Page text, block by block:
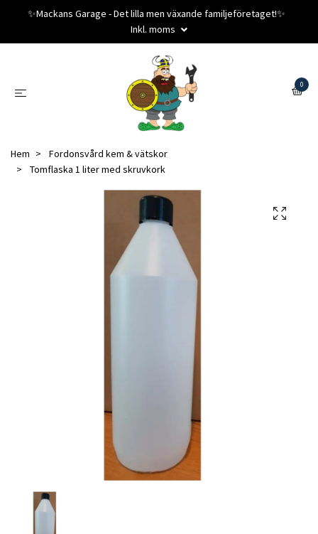
✨️Mackans Garage - Det lilla men växande familjeföretaget!✨️
Inkl. moms
0
Hem
Fordonsvård kem & vätskor
Tomflaska 1 liter med skruvkork